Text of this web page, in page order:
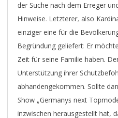
der Suche nach dem Erreger
Hinweise. Letzterer, also
einziger eine für die
Begründung geliefert: Er
Zeit für seine Familie haben.
Unterstützung ihrer
abhandengekommen. Sollte
Show „Germanys next
inzwischen herausgestellt hat,